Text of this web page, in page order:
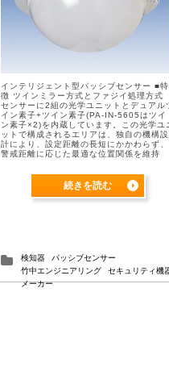
インテリジェント型パッシブセンサー ■特
徴 ツインミラー方式とファジイ処理方式
センサーに2組の光学ユニットとデュアル
イン素子+ツイン素子(PA-IN-5605はツイ
ン素子×2)を内蔵しています。この光学ユ
ットで構成されるエリアは、独自の機構設
計により、設定距離の長短にかかわらず、
警戒距離に応じた最適な位置関係を維持
す。 また、ファジイ処理により、小動物の
続きを読む
検知器
パッシブセンサー
竹中エンジニアリング
セキュリティ機
メーカー